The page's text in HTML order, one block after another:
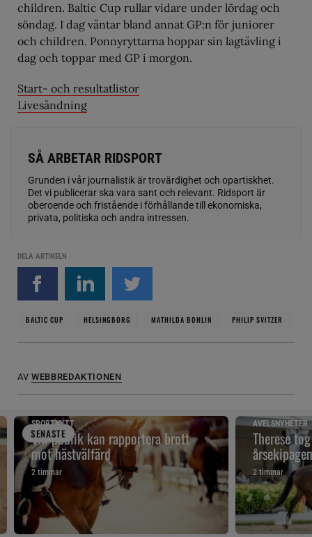
children. Baltic Cup rullar vidare under lördag och
söndag. I dag väntar bland annat GP:n för juniorer
och children. Ponnyryttarna hoppar sin lagtävling i
dag och toppar med GP i morgon.
Start- och resultatlistor
Livesändning
SÅ ARBETAR RIDSPORT
Grunden i vår journalistik är trovärdighet och opartiskhet.
Det vi publicerar ska vara sant och relevant. Ridsport är
oberoende och fristående i förhållande till ekonomiska,
privata, politiska och andra intressen.
DELA ARTIKELN
BALTIC CUP HELSINGBORG MATHILDA BOHLIN PHILIP SVITZER
AV WEBBREDAKTIONEN
SENASTE
SPORTNYTT
VM-publik kan rapportera brott
mot hästvälfärd
2 timmar
AVELSNYHETER
Therese
årsekipagen
2 timmar